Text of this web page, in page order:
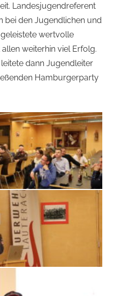
Landesjugendreferent
bei den Jugendlichen und
wertvolle
weiterhin viel Erfolg.
dann Jugendleiter
Hamburgerparty